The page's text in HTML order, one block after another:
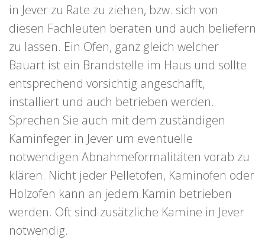
in Jever zu Rate zu ziehen, bzw. sich von
diesen Fachleuten beraten und auch beliefern
zu lassen. Ein Ofen, ganz gleich welcher
Bauart ist ein Brandstelle im Haus und sollte
entsprechend vorsichtig angeschafft,
installiert und auch betrieben werden.
Sprechen Sie auch mit dem zuständigen
Kaminfeger in Jever um eventuelle
notwendigen Abnahmeformalitäten vorab zu
klären. Nicht jeder Pelletofen, Kaminofen oder
Holzofen kann an jedem Kamin betrieben
werden. Oft sind zusätzliche Kamine in Jever
notwendig.